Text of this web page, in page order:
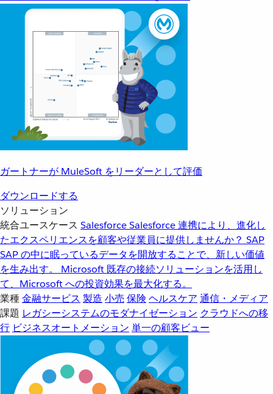
ガートナーが MuleSoft をリーダーとして評価
ダウンロードする
ソリューション
統合ユースケース SalesforceSalesforce 連携により、進化し
たエクスペリエンスを顧客や従業員に提供しませんか？ SAP
SAP の中に眠っているデータを開放することで、新しい価値
を生み出す。
Microsoft 既存の接続ソリューションを活用し
て、Microsoft への投資効果を最大化する。
業種金融サービス 製造 小売 保険 ヘルスケア 通信・メディア
課題 レガシーシステムのモダナイゼーション クラウドへの移
行 ビジネスオートメーション 単一の顧客ビュー